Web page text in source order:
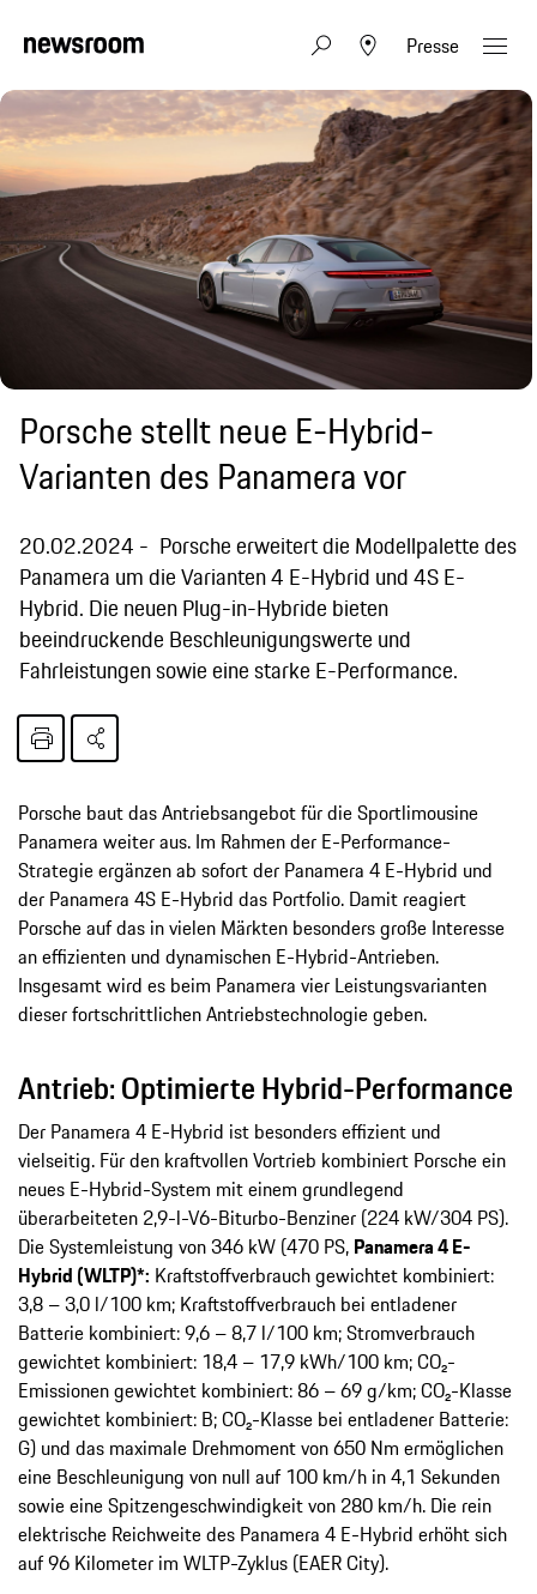
Presse
Porsche stellt neue E-Hybrid-
Varianten des Panamera vor
20.02.2024
Porsche erweitert die Modellpalette des
Panamera um die Varianten 4 E-Hybrid und 4S E-
Hybrid. Die neuen Plug-in-Hybride bieten
beeindruckende Beschleunigungswerte und
Fahrleistungen sowie eine starke E-Performance.
Porsche baut das Antriebsangebot für die Sportlimousine
Panamera weiter aus. Im Rahmen der E-Performance-
Strategie ergänzen ab sofort der Panamera 4 E-Hybrid und
der Panamera 4S E-Hybrid das Portfolio. Damit reagiert
Porsche auf das in vielen Märkten besonders große Interesse
an effizienten und dynamischen E-Hybrid-Antrieben.
Insgesamt wird es beim Panamera vier Leistungsvarianten
dieser fortschrittlichen Antriebstechnologie geben.
Antrieb: Optimierte Hybrid-Performance
Der Panamera 4 E-Hybrid ist besonders effizient und
vielseitig. Für den kraftvollen Vortrieb kombiniert Porsche ein
neues E-Hybrid-System mit einem grundlegend
überarbeiteten 2,9-l-V6-Biturbo-Benziner (224 kW/304 PS).
Die Systemleistung von 346 kW (470 PS, Panamera 4 E-
Hybrid (WLTP)*: Kraftstoffverbrauch gewichtet kombiniert:
3,8 – 3,0 l/100 km; Kraftstoffverbrauch bei entladener
Batterie kombiniert: 9,6 – 8,7 l/100 km; Stromverbrauch
gewichtet kombiniert: 18,4 – 17,9 kWh/100 km; CO₂-
Emissionen gewichtet kombiniert: 86 – 69 g/km; CO₂-Klasse
gewichtet kombiniert: B; CO₂-Klasse bei entladener Batterie:
G) und das maximale Drehmoment von 650 Nm ermöglichen
eine Beschleunigung von null auf 100 km/h in 4,1 Sekunden
sowie eine Spitzengeschwindigkeit von 280 km/h. Die rein
elektrische Reichweite des Panamera 4 E-Hybrid erhöht sich
auf 96 Kilometer im WLTP-Zyklus (EAER City).